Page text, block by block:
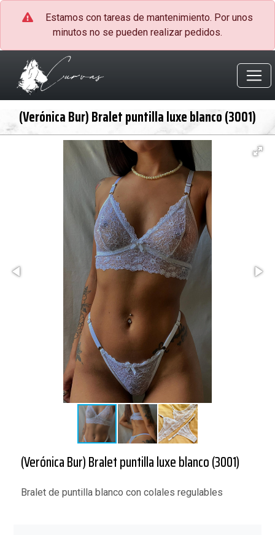
Estamos con tareas de mantenimiento. Por unos
minutos no se pueden realizar pedidos.
(Verónica Bur) Bralet puntilla luxe blanco (3001)
(Verónica Bur) Bralet puntilla luxe blanco (3001)
Bralet de puntilla blanco con colales regulables